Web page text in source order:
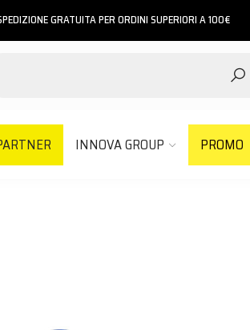
GRATUITA PER ORDINI SUPERIORI A 100€
INNOVA GROUP PROMO